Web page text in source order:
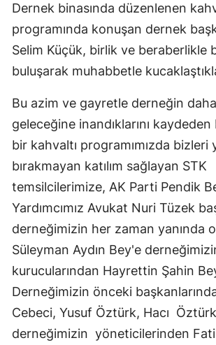
Hakkari
Hatay
Isparta
Mersin
İstanbul
İzmir
Kars
Kayseri
Kırklareli
Kırşehir
Dernek binasında düzenlenen
programında konuşan dernek
Selim Küçük, birlik ve beraberlikle
buluşarak muhabbetle
Bu azim ve gayretle derneğin
geleceğine inandıklarını
bir kahvaltı programımızda bizleri
bırakmayan katılım sağlayan STK
temsilcilerimize, AK Parti Pendik
Yardımcımız Avukat Nuri Tüzek
derneğimizin her zaman yanında
Süleyman Aydın Bey'e
kurucularından Hayrettin Şahin
Derneğimizin önceki
Cebeci, Yusuf Öztürk, Hacı
derneğimizin yöneticilerinden